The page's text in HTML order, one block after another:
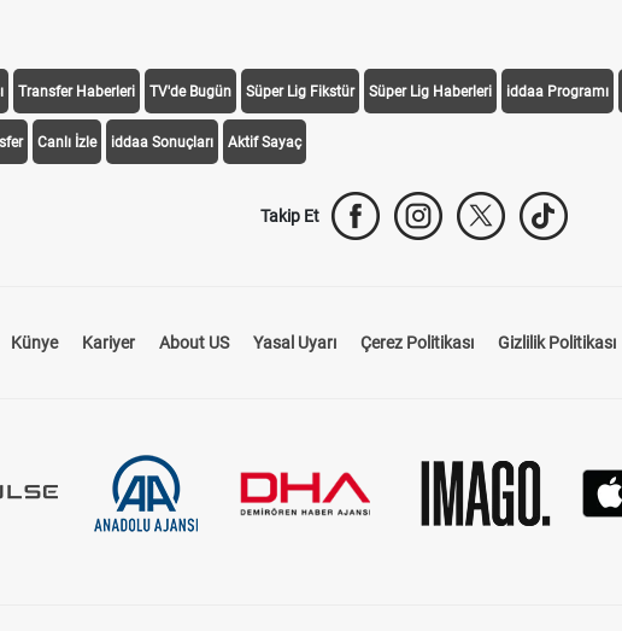
Transfer Haberleri TV'de Bugün Süper Lig Fikstür Süper Lig Haberleri iddaa Programı
Canlı İzle iddaa Sonuçları Aktif Sayaç
Takip Et
Künye Kariyer About US Yasal Uyarı Çerez Politikası Gizlilik Politikası